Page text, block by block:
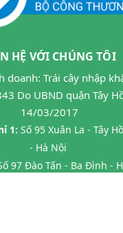
HỆ VỚI CHÚNG TÔI
doanh: Trái cây nhập
Do UBND quận Tây
14/03/2017
1: Số 95 Xuân La - Tây Hồ
- Hà Nội
97 Đào Tấn - Ba Đình -